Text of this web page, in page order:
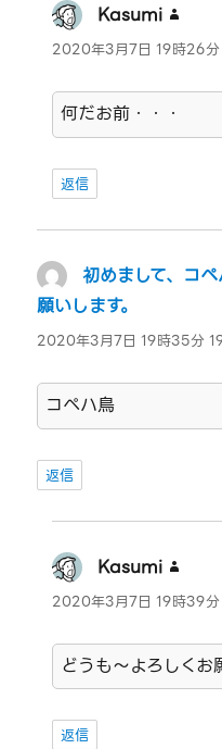
Kasumi
り:
2020年3月7日 19時26
何だお前・・・
返信
初めまして、コ
願いします。
り:
2020年3月7日 19時35分
コペハ鳥
返信
Kasumi
り:
2020年3月7日 19時39
どうも～よろしくお
返信